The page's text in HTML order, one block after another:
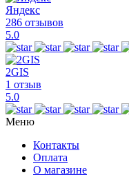
Яндекс
286 отзывов
5.0
2GIS
1 отзыв
5.0
Меню
Контакты
Оплата
О магазине